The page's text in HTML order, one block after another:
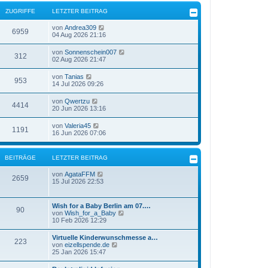
ZUGRIFFE LETZTER BEITRAG
6959 von Andrea309
04 Aug 2026 21:16
312 von Sonnenschein007
02 Aug 2026 21:47
953 von Tanias
14 Jul 2026 09:26
4414 von Qwertzu
20 Jun 2026 13:16
1191 von Valeria45
16 Jun 2026 07:06
BEITRÄGE LETZTER BEITRAG
2659 von AgataFFM
s
t
e
r
B
e
i
t
r
a
15 Jul 2026 22:53
90
Wish for a Baby Berlin am 07.…
von Wish_for_a_Baby
s
r
10 Feb 2026 12:29
223
Virtuelle Kinderwunschmesse a…
von eizellspende.de
25 Jan 2026 15:47